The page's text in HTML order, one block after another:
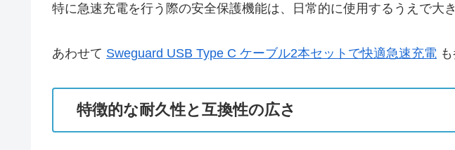
特に急速充電を行う際の安全保護機能は、日常的に使用するうえで大
あわせて Sweguard USB Type C ケーブル2本セットで快適急速充電
特徴的な耐久性と互換性の広さ